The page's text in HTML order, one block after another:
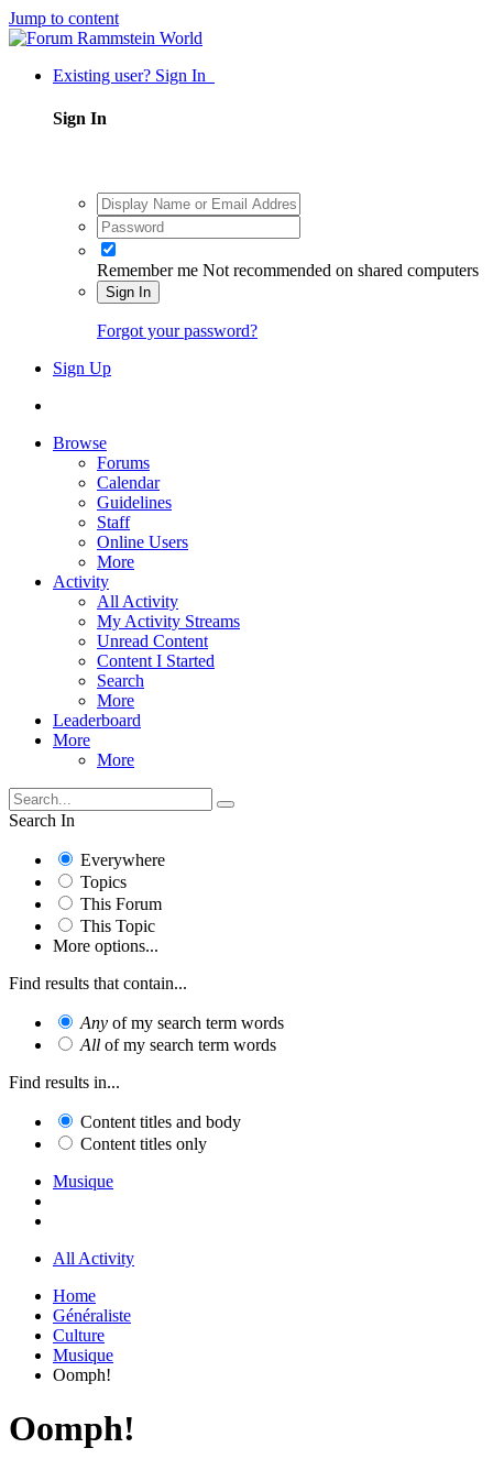
Jump to content
Existing user? Sign In
Sign In
Remember me Not recommended on shared computers
Sign In
Forgot your password?
Sign Up
Browse
Forums
Calendar
Guidelines
Staff
Online Users
More
Activity
All Activity
My Activity Streams
Unread Content
Content I Started
Search
More
Leaderboard
More
More
Search In
Everywhere
Topics
This Forum
This Topic
More options...
Find results that contain...
Any of my search term words
All of my search term words
Find results in...
Content titles and body
Content titles only
Musique
All Activity
Home
Généraliste
Culture
Musique
Oomph!
Oomph!